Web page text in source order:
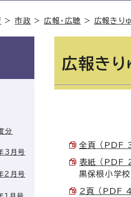
>市政 > 広報・広聴 > 広報きり
広報き
全頁 （PDF
表紙 （PDF
黒保根小学
2頁 （PDF
分
3月号
2月号